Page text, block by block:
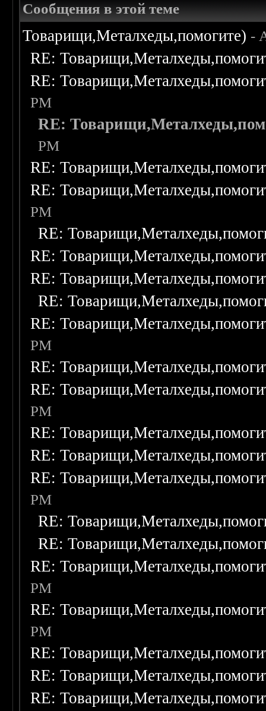
Сообщения в этой теме
Товарищи,Металхеды,помогите) -
RE:
RE:
PM
RE:
PM
RE:
RE:
PM
RE:
RE:
RE:
RE:
RE:
PM
RE:
RE:
PM
RE:
RE:
RE:
PM
RE:
RE:
RE:
PM
RE:
PM
RE:
RE:
RE: